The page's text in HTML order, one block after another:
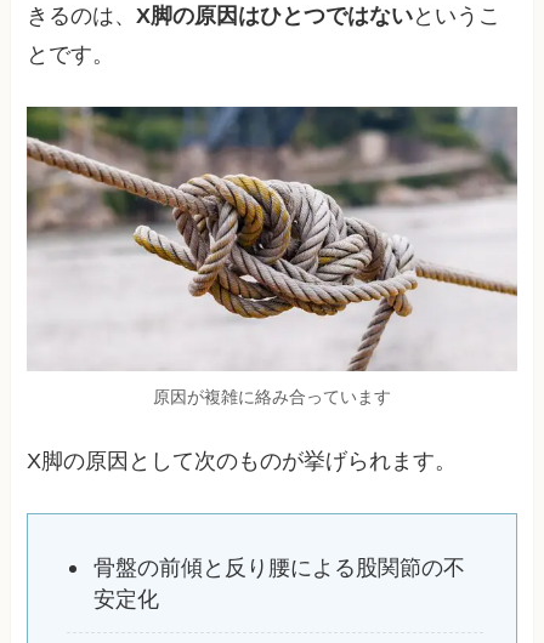
きるのは、X脚の原因はひとつではないというこ
とです。
原因が複雑に絡み合っています
X脚の原因として次のものが挙げられます。
骨盤の前傾と反り腰による股関節の不
安定化